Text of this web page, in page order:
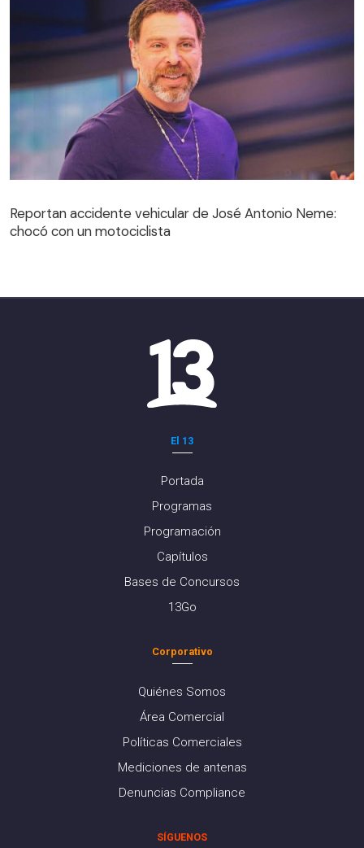
Reportan accidente vehicular de José Antonio Neme:
chocó con un motociclista
El 13
Portada
Programas
Programación
Capítulos
Bases de Concursos
13Go
Corporativo
Quiénes Somos
Área Comercial
Políticas Comerciales
Mediciones de antenas
Denuncias Compliance
SÍGUENOS